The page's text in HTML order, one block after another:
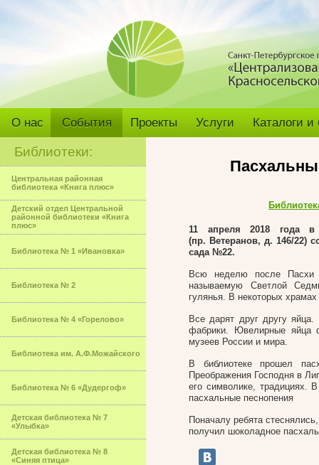
О нас События Проекты Услуги Каталоги
Библиотеки:
Центральная районная
библиотека «Книга плюс»
Детский отдел Центральной
районной библиотеки «Книга
плюс»
Библиотека № 1 «Ивановка»
Библиотека № 2
Библиотека № 4 «Горелово»
Библиотека им. А.Ф.Можайского
Библиотека № 6 «Дудергоф»
Детская библиотека № 7
«Улыбка»
Детская библиотека № 8
«Синяя птица»
11 апреля 2018 года в
(пр. Ветеранов, д. 146/22)
сада №22.
Всю неделю после Пасхи
называемую Светлой
гулянья. В некоторых
Все дарят друг другу
фабрики. Ювелирные яйца
музеев России и мира.
В библиотеке прошел
Преображения Господня в
его символике, традициях.
пасхальные песнопения
Поначалу ребята
получил шоколадное